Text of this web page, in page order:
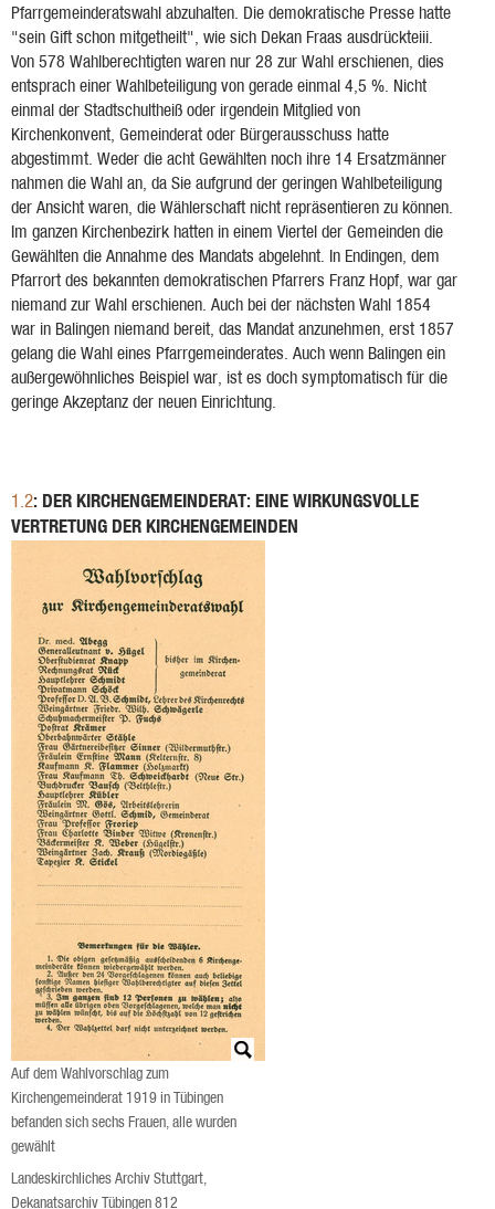
Pfarrgemeinderatswahl abzuhalten. Die demokratische Presse hatte
"sein Gift schon mitgetheilt", wie sich Dekan Fraas ausdrückteiii.
Von 578 Wahlberechtigten waren nur 28 zur Wahl erschienen, dies
entsprach einer Wahlbeteiligung von gerade einmal 4,5 %. Nicht
einmal der Stadtschultheiß oder irgendein Mitglied von
Kirchenkonvent, Gemeinderat oder Bürgerausschuss hatte
abgestimmt. Weder die acht Gewählten noch ihre 14 Ersatzmänner
nahmen die Wahl an, da Sie aufgrund der geringen Wahlbeteiligung
der Ansicht waren, die Wählerschaft nicht repräsentieren zu können.
Im ganzen Kirchenbezirk hatten in einem Viertel der Gemeinden die
Gewählten die Annahme des Mandats abgelehnt. In Endingen, dem
Pfarrort des bekannten demokratischen Pfarrers Franz Hopf, war gar
niemand zur Wahl erschienen. Auch bei der nächsten Wahl 1854
war in Balingen niemand bereit, das Mandat anzunehmen, erst 1857
gelang die Wahl eines Pfarrgemeinderates. Auch wenn Balingen ein
außergewöhnliches Beispiel war, ist es doch symptomatisch für die
geringe Akzeptanz der neuen Einrichtung.
1.2: DER KIRCHENGEMEINDERAT: EINE WIRKUNGSVOLLE
VERTRETUNG DER KIRCHENGEMEINDEN
Auf dem Wahlvorschlag zum
Kirchengemeinderat 1919 in Tübingen
befanden sich sechs Frauen, alle wurden
gewählt
Landeskirchliches Archiv Stuttgart,
Dekanatsarchiv Tübingen 812